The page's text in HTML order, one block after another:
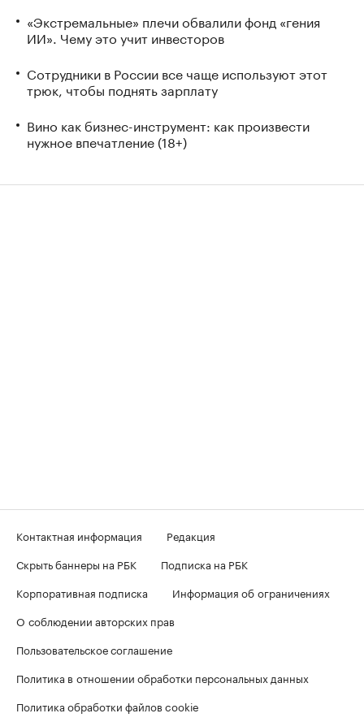
«Экстремальные» плечи обвалили фонд «гения
ИИ». Чему это учит инвесторов
Сотрудники в России все чаще используют этот
трюк, чтобы поднять зарплату
Вино как бизнес-инструмент: как произвести
нужное впечатление (18+)
Контактная информация
Редакция
Скрыть баннеры на РБК
Подписка на РБК
Корпоративная подписка
Информация об ограничениях
О соблюдении авторских прав
Пользовательское соглашение
Политика в отношении обработки персональных данных
Политика обработки файлов cookie